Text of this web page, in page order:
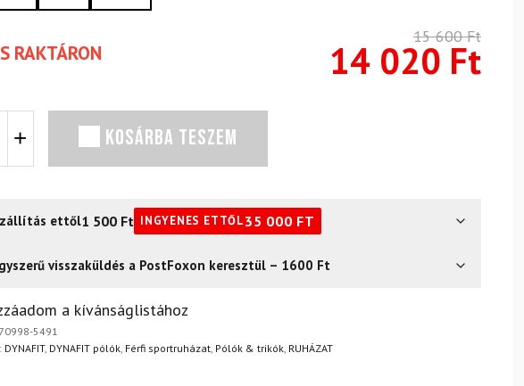
RAKTÁRON
15 600Ft
14 020 Ft
KOSÁRBA TESZEM
ettől1 500 Ft INGYENES ETTŐL35 000 FT
címre2 400Ft
visszaküldés a PostFoxon keresztül – 1600 Ft
a választásában? Semmi gond – a terméket egyszerűen visszaküldheti 14
indoklás nélkül.
a kívánságlistához
70998-5491
DYNAFIT, DYNAFIT pólók, Férfi sportruházat, Pólók & trikók, RUHÁZAT